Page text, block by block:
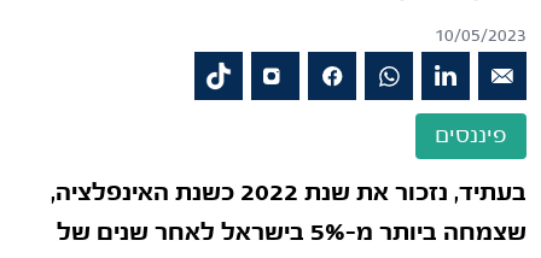
10/05/2023
פיננסים
בעתיד, נזכור את שנת 2022 כשנת האינפלציה,
שצמחה ביותר מ-5% בישראל לאחר שנים של